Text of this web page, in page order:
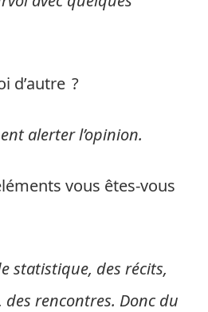
d’autre ?
alerter l’opinion.
vous êtes-vous
statistique, des récits,
rencontres. Donc du